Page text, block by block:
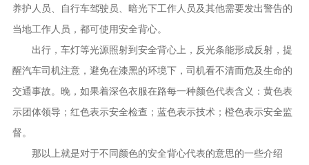
养护人员、自行车驾驶员、暗光下工作人员及其他需要发出警告的
当地工作人员，都可使用安全背心。
出行，车灯等光源照射到安全背心上，反光条能形成反射，提
醒汽车司机注意，避免在漆黑的环境下，司机看不清而危及生命的
交通事故。晚，如果着深色衣服在路每一种颜色代表含义：黄色表
示团体领导；红色表示安全检查；蓝色表示技术；橙色表示安全监
督。
那以上就是对于不同颜色的安全背心代表的意思的一些介绍